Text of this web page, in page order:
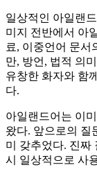
일상적인 아일랜
미지 전반에서 아
료, 이중언어 문서
만, 방언, 법적 의
유창한 화자와 함
다.
아일랜드어는 이
왔다. 앞으로의 질
미 갖추었다. 진짜
시 일상적으로 사